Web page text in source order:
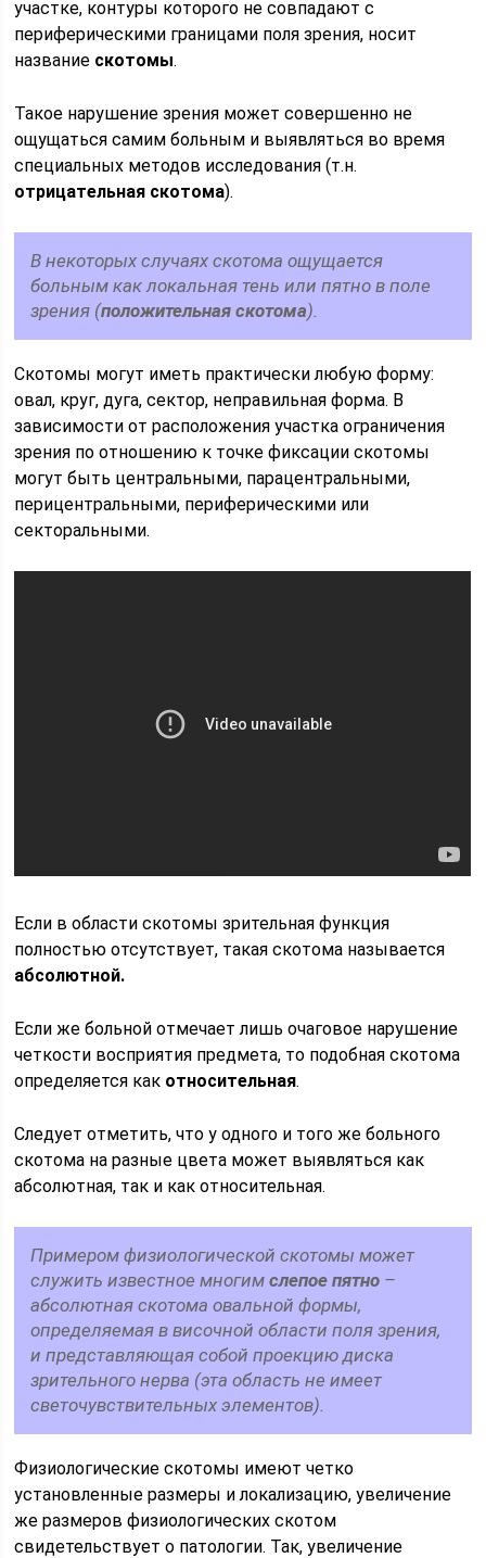
участке, контуры которого не совпадают с
периферическими границами поля зрения, носит
название скотомы.
Такое нарушение зрения может совершенно не
ощущаться самим больным и выявляться во время
специальных методов исследования (т.н.
отрицательная скотома).
В некоторых случаях скотома ощущается
больным как локальная тень или пятно в поле
зрения (положительная скотома).
Скотомы могут иметь практически любую форму:
овал, круг, дуга, сектор, неправильная форма. В
зависимости от расположения участка ограничения
зрения по отношению к точке фиксации скотомы
могут быть центральными, парацентральными,
перицентральными, периферическими или
секторальными.
Если в области скотомы зрительная функция
полностью отсутствует, такая скотома называется
абсолютной.
Если же больной отмечает лишь очаговое нарушение
четкости восприятия предмета, то подобная скотома
определяется как относительная.
Следует отметить, что у одного и того же больного
скотома на разные цвета может выявляться как
абсолютная, так и как относительная.
Примером физиологической скотомы может
служить известное многимслепое пятно –
абсолютная скотома овальной формы,
определяемая в височной области поля зрения,
и представляющая собой проекцию диска
зрительного нерва (эта область не имеет
светочувствительных элементов).
Физиологические скотомы имеют четко
установленные размеры и локализацию, увеличение
же размеров физиологических скотом
свидетельствует о патологии. Так, увеличение